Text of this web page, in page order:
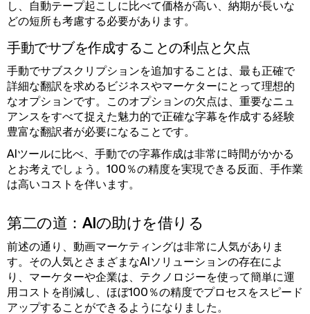
し、自動テープ起こしに比べて価格が高い、納期が長いな
どの短所も考慮する必要があります。
手動でサブを作成することの利点と欠点
手動でサブスクリプションを追加することは、最も正確で
詳細な翻訳を求めるビジネスやマーケターにとって理想的
なオプションです。このオプションの欠点は、重要なニュ
アンスをすべて捉えた魅力的で正確な字幕を作成する経験
豊富な翻訳者が必要になることです。
AIツールに比べ、手動での字幕作成は非常に時間がかかる
とお考えでしょう。100％の精度を実現できる反面、手作業
は高いコストを伴います。
第二の道：AIの助けを借りる
前述の通り、動画マーケティングは非常に人気がありま
す。その人気とさまざまなAIソリューションの存在によ
り、マーケターや企業は、テクノロジーを使って簡単に運
用コストを削減し、ほぼ100％の精度でプロセスをスピード
アップすることができるようになりました。